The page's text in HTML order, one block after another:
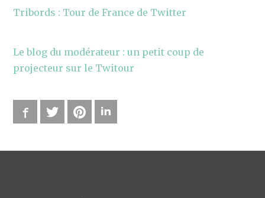
Tribords : Tour de France de Twitter
Le blog du modérateur : un petit coup de
projecteur sur le Twitour
FacebookTwitter Pinterest